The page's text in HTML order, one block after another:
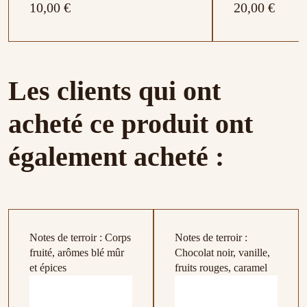
10,00 € 20,00 €
Les clients qui ont
acheté ce produit ont
également acheté :
Notes de terroir : Corps
fruité, arômes blé mûr
et épices
Notes de terroir :
Chocolat noir, vanille,
fruits rouges, caramel